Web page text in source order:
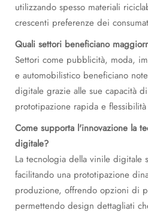
utilizzando spesso materiali
crescenti preferenze dei
Quali settori beneficiano
Settori come pubblicità, moda,
e automobilistico beneficiano
digitale grazie alle sue capacità
prototipazione rapida e
Come supporta l'innovazione la
digitale?
La tecnologia della vinile digitale
facilitando una prototipazione
produzione, offrendo opzioni di
permettendo design dettagliati